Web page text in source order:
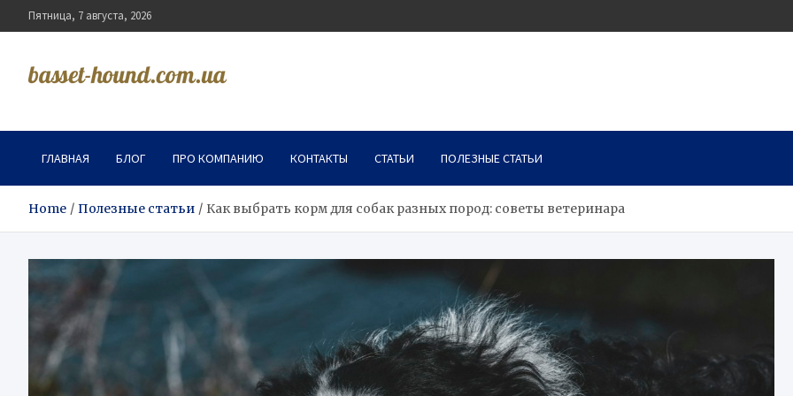
to
Пятница, 7 августа, 2026
basset-hound.com.ua
ГЛАВНАЯ БЛОГ ПРО КОМПАНИЮ КОНТАКТЫ СТАТЬИ ПОЛЕЗНЫЕ СТАТЬИ
Home Полезные статьи Как выбрать корм для собак разных пород: советы ветеринара